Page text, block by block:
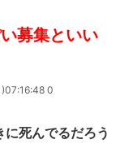
募集といい
0
死んでるだろう